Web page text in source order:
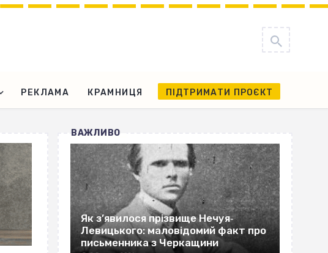
РЕКЛАМА КРАМНИЦЯ ПІДТРИМАТИ ПРОЄКТ
ВАЖЛИВО
Як з’явилося прізвище Нечуя‐
Левицького: маловідомий факт про
письменника з Черкащини